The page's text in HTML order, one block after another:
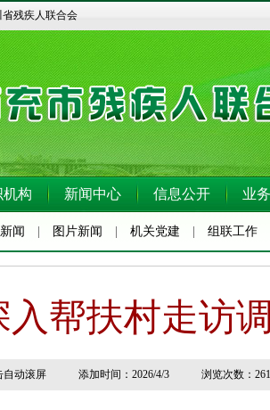
省残疾人联合会
机构 新闻中心 信息公开 业
闻 图片新闻 机关党建 组联工作
入帮扶村走访
自动滚屏 添加时间：2026/4/3 浏览次数：